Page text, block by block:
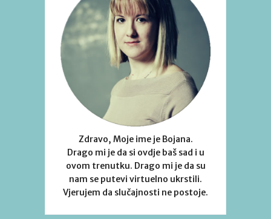
Zdravo, Moje ime je Bojana.
Drago mi je da si ovdje baš sad i u
ovom trenutku. Drago mi je da su
nam se putevi virtuelno ukrstili.
Vjerujem da slučajnosti ne postoje.